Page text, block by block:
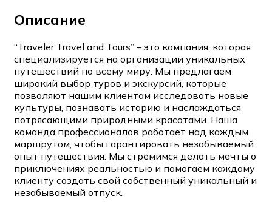
Описание
“Traveler Travel and Tours” – это компания, которая
специализируется на организации уникальных
путешествий по всему миру. Мы предлагаем
широкий выбор туров и экскурсий, которые
позволяют нашим клиентам исследовать новые
культуры, познавать историю и наслаждаться
потрясающими природными красотами. Наша
команда профессионалов работает над каждым
маршрутом, чтобы гарантировать незабываемый
опыт путешествия. Мы стремимся делать мечты о
приключениях реальностью и помогаем каждому
клиенту создать свой собственный уникальный и
незабываемый отпуск.